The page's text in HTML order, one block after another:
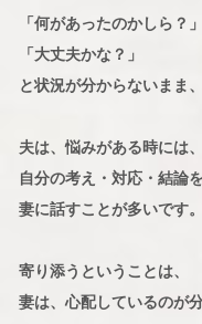
「何があったのかしら？」
「大丈夫かな？」
と状況が分からないまま
夫は、悩みがある時には
自分の考え・対応・結論
妻に話すことが多いです。
寄り添うということは、
妻は、心配しているのが